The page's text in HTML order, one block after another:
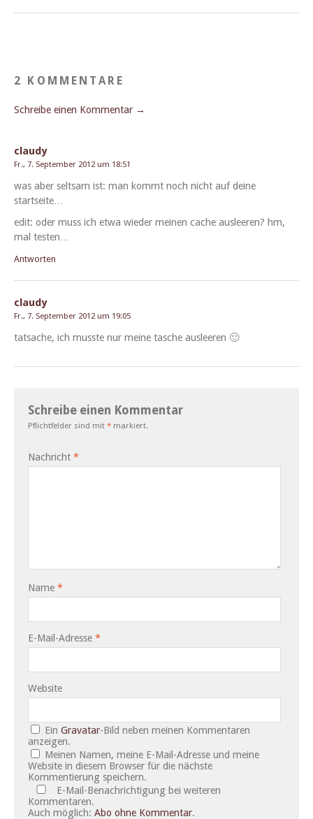
2 KOMMENTARE
Schreibe einen Kommentar →
claudy
Fr., 7. September 2012 um 18:51
was aber selt­sam ist: man kommt noch nicht auf deine
startseite…
edit: oder muss ich etwa wieder meinen cache ausleeren? hm,
mal testen…
Antworten
claudy
Fr., 7. September 2012 um 19:05
tat­sache, ich musste nur meine tasche ausleeren 🙂
Schreibe einen Kommentar
Pflichtfelder sind mit * markiert.
Nachricht *
Name *
E-Mail-Adresse *
Website
EinGravatar-Bild neben meinen Kommentaren
anzeigen.
Meinen Namen, meine E-Mail-Adresse und meine
Website in diesem Browser für die nächste
Kommentierung speichern.
E-Mail-Benachrichtigung bei weiteren
Kommentaren.
Auch möglich: Abo ohne Kommentar.